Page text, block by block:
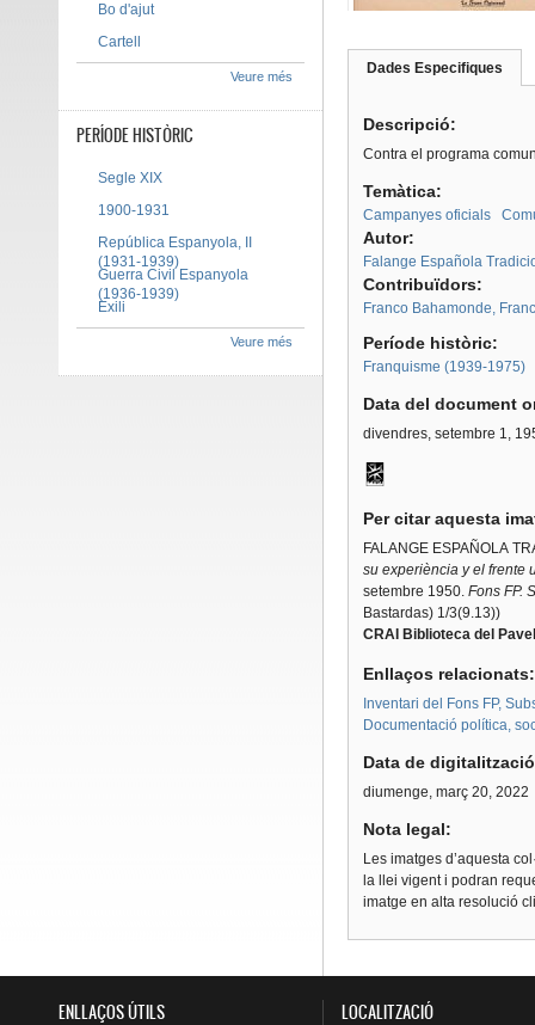
Dades Especifiques
Descripció:
Contra el programa
Temàtica:
Campanyes oficials
Autor:
Falange Española
Contribuïdors:
Franco Bahamonde,
Període històric:
Franquisme (1939-1975)
Data del document
divendres, setembre 1,
Per citar aquesta
FALANGE ESPAÑOLA
su experiència y el frente
setembre 1950. Fons FP.
Bastardas) 1/3(9.13))
CRAI Biblioteca del
Enllaços
Inventari del Fons FP,
Documentació política,
Data de
diumenge, març 20, 2022
Nota legal:
Les imatges d’aquesta
la llei vigent i podran
imatge en alta resolució
Bo d'ajut
Cartell
Veure més
PERÍODE HISTÒRIC
Segle XIX
1900-1931
República Espanyola, II
(1931-1939)
Guerra Civil Espanyola
(1936-1939)
Exili
Veure més
ENLLAÇOS ÚTILS LOCALITZACIÓ